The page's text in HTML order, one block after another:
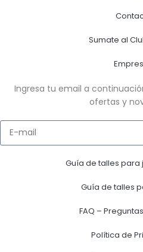
Sumate al
Ingresa tu email a
ofertas y
Guía de talles para
Guía de talles
FAQ –
Política de